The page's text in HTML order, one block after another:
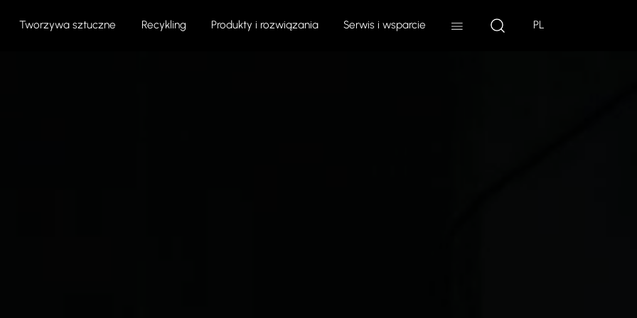
Tworzywa sztuczne Recykling Produkty i rozwiązania Serwis i wsparcie PL